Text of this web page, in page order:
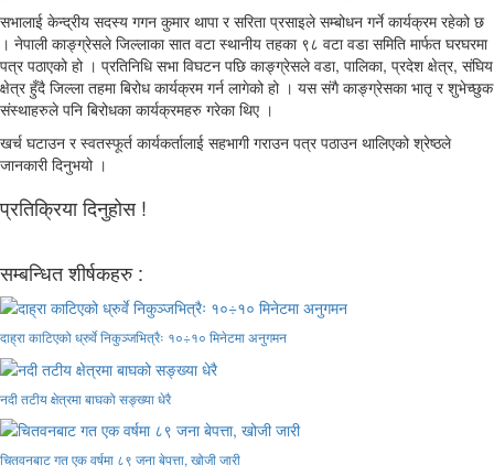
सभालाई केन्द्रीय सदस्य गगन कुमार थापा र सरिता प्रसाइले सम्बोधन गर्ने कार्यक्रम रहेको छ
। नेपाली काङ्ग्रेसले जिल्लाका सात वटा स्थानीय तहका ९८ वटा वडा समिति मार्फत घरघरमा
पत्र पठाएको हो । प्रतिनिधि सभा विघटन पछि काङ्ग्रेसले वडा, पालिका, प्रदेश क्षेत्र, संघिय
क्षेत्र हुँदै जिल्ला तहमा बिरोध कार्यक्रम गर्न लागेको हो । यस संगै काङ्ग्रेसका भातृ र शुभेच्छुक
संस्थाहरुले पनि बिरोधका कार्यक्रमहरु गरेका थिए ।
खर्च घटाउन र स्वतस्फूर्त कार्यकर्तालाई सहभागी गराउन पत्र पठाउन थालिएको श्रेष्ठले
जानकारी दिनुभयो ।
प्रतिक्रिया दिनुहोस !
सम्बन्धित शीर्षकहरु :
दाह्रा काटिएको ध्रुर्वे निकुञ्जभित्रैः १०÷१० मिनेटमा अनुगमन
नदी तटीय क्षेत्रमा बाघको सङ्ख्या धेरै
चितवनबाट गत एक वर्षमा ८९ जना बेपत्ता, खोजी जारी